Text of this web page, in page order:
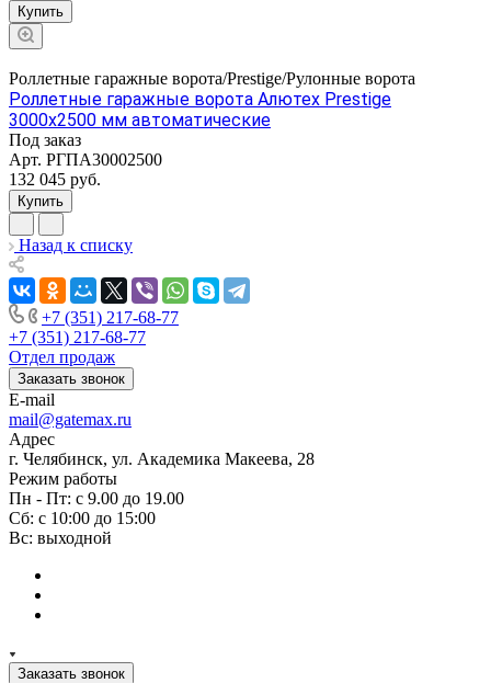
Купить
Роллетные гаражные ворота/Prestige/Рулонные ворота
Роллетные гаражные ворота Алютех Prestige
3000x2500 мм автоматические
Под заказ
Арт. РГПА30002500
132 045 руб.
Купить
Назад к списку
+7 (351) 217-68-77
+7 (351) 217-68-77
Отдел продаж
Заказать звонок
E-mail
mail@gatemax.ru
Адрес
г. Челябинск, ул. Академика Макеева, 28
Режим работы
Пн - Пт: с 9.00 до 19.00
Сб: с 10:00 до 15:00
Вс: выходной
Заказать звонок